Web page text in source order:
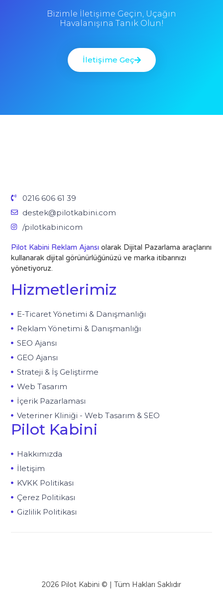
Bizimle İletişime Geçin, Uçağın
Havalanışına Tanık Olun!
İletişime Geç
0216 606 61 39
destek@pilotkabini.com
/pilotkabinicom
Pilot Kabini Reklam Ajansı olarak Dijital Pazarlama araçlarını
kullanarak dijital görünürlüğünüzü ve marka itibarınızı
yönetiyoruz.
Hizmetlerimiz
E-Ticaret Yönetimi & Danışmanlığı
Reklam Yönetimi & Danışmanlığı
SEO Ajansı
GEO Ajansı
Strateji & İş Geliştirme
Web Tasarım
İçerik Pazarlaması
Veteriner Kliniği - Web Tasarım & SEO
Pilot Kabini
Hakkımızda
İletişim
KVKK Politikası
Çerez Politikası
Gizlilik Politikası
2026 Pilot Kabini © | Tüm Hakları Saklıdır